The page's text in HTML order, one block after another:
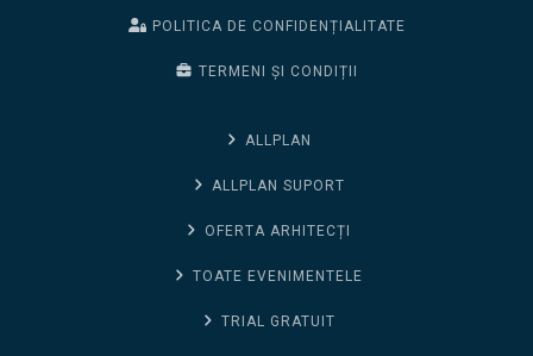
POLITICA DE CONFIDENȚIALITATE
TERMENI ȘI CONDIȚII
ALLPLAN
ALLPLAN SUPORT
OFERTA ARHITECȚI
TOATE EVENIMENTELE
TRIAL GRATUIT